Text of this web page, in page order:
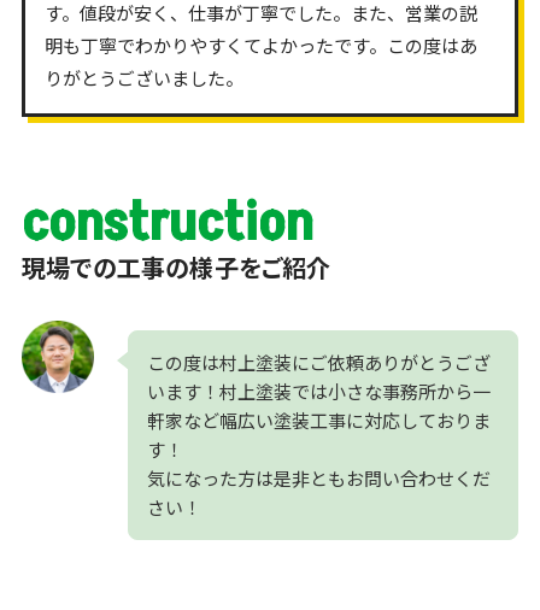
す。値段が安く、仕事が丁寧でした。また、営業の説
明も丁寧でわかりやすくてよかったです。この度はあ
りがとうございました。
construction
現場での工事の様子をご紹介
この度は村上塗装にご依頼ありがとうござ
います！村上塗装では小さな事務所から一
軒家など幅広い塗装工事に対応しておりま
す！
気になった方は是非ともお問い合わせくだ
さい！